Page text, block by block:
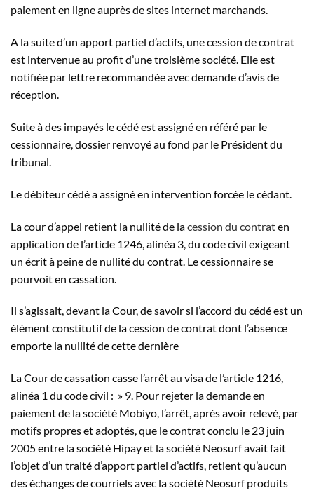
paiement en ligne auprès de sites internet marchands.
A la suite d’un apport partiel d’actifs, une cession de contrat
est intervenue au profit d’une troisième société. Elle est
notifiée par lettre recommandée avec demande d’avis de
réception.
Suite à des impayés le cédé est assigné en référé par le
cessionnaire, dossier renvoyé au fond par le Président du
tribunal.
Le débiteur cédé a assigné en intervention forcée le cédant.
La cour d’appel retient la nullité de lacession du contraten
application de l’article 1246, alinéa 3, du code civil exigeant
un écrit à peine de nullité du contrat. Le cessionnaire se
pourvoit en cassation.
Il s’agissait, devant la Cour, de savoir si l’accord du cédéest un
élément constitutif de la cession de contrat dont l’absence
emporte la nullité de cette dernière
La Cour de cassation casse l’arrêt au visa de l’article 1216,
alinéa 1 du code civil : » 9. Pour rejeter la demande en
paiement de la société Mobiyo, l’arrêt, après avoir relevé, par
motifs propres et adoptés, que le contrat conclu le 23 juin
2005 entre la société Hipay et la société Neosurf avait fait
l’objet d’un traité d’apport partiel d’actifs, retient qu’aucun
des échanges de courriels avec la société Neosurf produits